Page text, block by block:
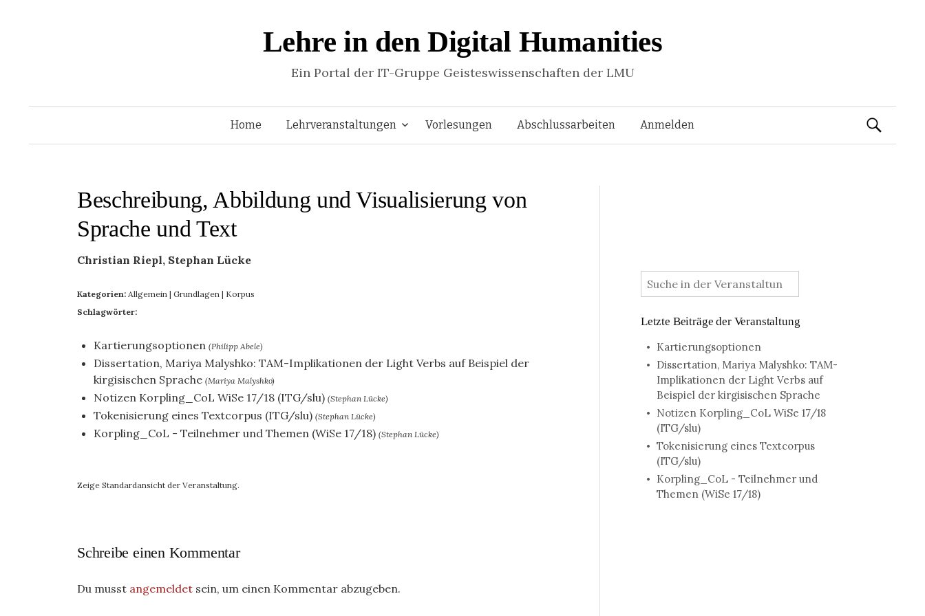
Lehre in den Digital Humanities
Ein Portal der IT-Gruppe Geisteswissenschaften der LMU
Springe
Inhalt
Home Lehrveranstaltungen Vorlesungen Abschlussarbeiten Anmelden Suchen
Beschreibung, Abbildung und Visualisierung von
Sprache und Text
Christian Riepl, Stephan Lücke
Kategorien: Allgemein | Grundlagen | Korpus
Schlagwörter:
Kartierungsoptionen (Philipp Abele)
Dissertation, Mariya Malyshko: TAM-Implikationen der Light Verbs auf Beispiel der
kirgisischen Sprache (Mariya Malyshko)
Notizen Korpling_CoL WiSe 17/18 (ITG/slu) (Stephan Lücke)
Tokenisierung eines Textcorpus (ITG/slu) (Stephan Lücke)
Korpling_CoL - Teilnehmer und Themen (WiSe 17/18) (Stephan Lücke)
Zeige Standardansicht der Veranstaltung.
Schreibe einen Kommentar
Du musst angemeldet sein, um einen Kommentar abzugeben.
:
Letzte Beiträge der Veranstaltung
Kartierungsoptionen
Dissertation, Mariya Malyshko: TAM-
Implikationen der Light Verbs auf
Beispiel der kirgisischen Sprache
Notizen Korpling_CoL WiSe 17/18
(ITG/slu)
Tokenisierung eines Textcorpus
(ITG/slu)
Korpling_CoL - Teilnehmer und
Themen (WiSe 17/18)